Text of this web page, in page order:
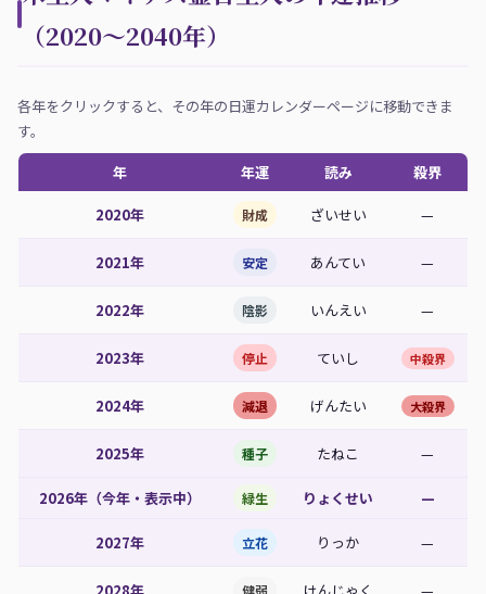
（2020〜2040年）
各年をクリックすると、その年の日運カレンダーページに移動できま
す。
年
年運 読み 殺界
2020年 財成 ざいせい —
2021年 安定 あんてい —
2022年 陰影 いんえい —
2023年 停止 ていし 中殺界
2024年 減退 げんたい 大殺界
2025年 種子 たねこ —
2026年（今年・表示中） 緑生 りょくせい —
2027年 立花 りっか —
健弱